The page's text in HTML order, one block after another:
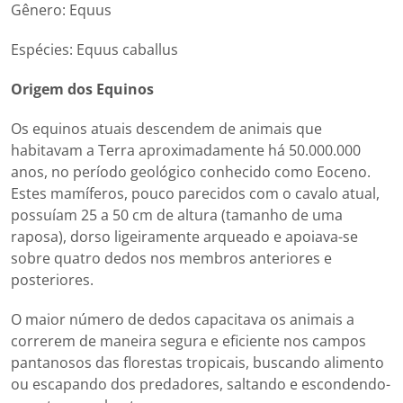
Gênero: Equus
Espécies: Equus caballus
Origem dos Equinos
Os equinos atuais descendem de animais que
habitavam a Terra aproximadamente há 50.000.000
anos, no período geológico conhecido como Eoceno.
Estes mamíferos, pouco parecidos com o cavalo atual,
possuíam 25 a 50 cm de altura (tamanho de uma
raposa), dorso ligeiramente arqueado e apoiava-se
sobre quatro dedos nos membros anteriores e
posteriores.
O maior número de dedos capacitava os animais a
correrem de maneira segura e eficiente nos campos
pantanosos das florestas tropicais, buscando alimento
ou escapando dos predadores, saltando e escondendo-